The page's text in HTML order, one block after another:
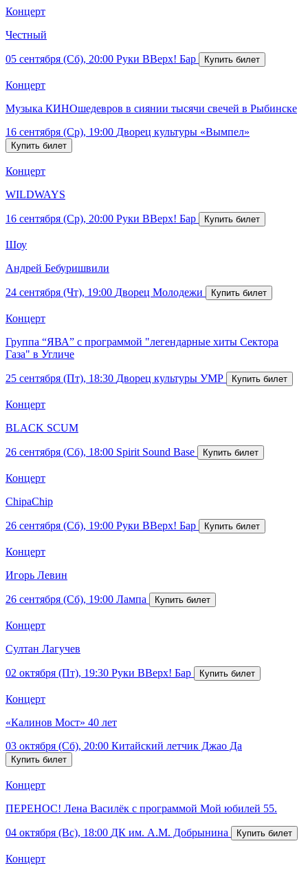
Концерт
Честный
05 сентября (Сб), 20:00 Руки ВВерх! Бар
Концерт
Музыка КИНОшедевров в сиянии тысячи свечей в Рыбинске
16 сентября (Ср), 19:00 Дворец культуры «Вымпел»
Концерт
WILDWAYS
16 сентября (Ср), 20:00 Руки ВВерх! Бар
Шоу
Андрей Бебуришвили
24 сентября (Чт), 19:00 Дворец Молодежи
Концерт
Группа “ЯВА” с программой "легендарные хиты Сектора
Газа" в Угличе
25 сентября (Пт), 18:30 Дворец культуры УМР
Концерт
BLACK SCUM
26 сентября (Сб), 18:00 Spirit Sound Base
Концерт
ChipaChip
26 сентября (Сб), 19:00 Руки ВВерх! Бар
Концерт
Игорь Левин
26 сентября (Сб), 19:00 Лампа
Концерт
Султан Лагучев
02 октября (Пт), 19:30 Руки ВВерх! Бар
Концерт
«Калинов Мост» 40 лет
03 октября (Сб), 20:00 Китайский летчик Джао Да
Концерт
ПЕРЕНОС! Лена Василёк с программой Мой юбилей 55.
04 октября (Вс), 18:00 ДК им. А.М. Добрынина
Концерт